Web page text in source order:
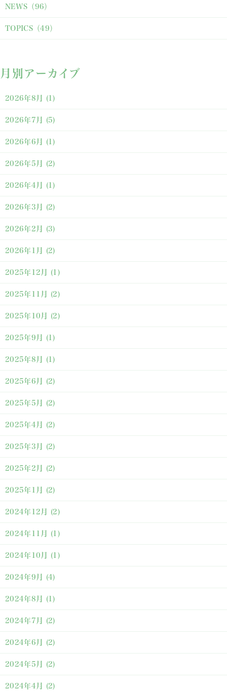
NEWS （96）
TOPICS（49）
月別アーカイブ
2026年8月 (1)
2026年7月 (5)
2026年6月 (1)
2026年5月 (2)
2026年4月 (1)
2026年3月 (2)
2026年2月 (3)
2026年1月 (2)
2025年12月 (1)
2025年11月 (2)
2025年10月 (2)
2025年9月 (1)
2025年8月 (1)
2025年6月 (2)
2025年5月 (2)
2025年4月 (2)
2025年3月 (2)
2025年2月 (2)
2025年1月 (2)
2024年12月 (2)
2024年11月 (1)
2024年10月 (1)
2024年9月 (4)
2024年8月 (1)
2024年7月 (2)
2024年6月 (2)
2024年5月 (2)
2024年4月 (2)